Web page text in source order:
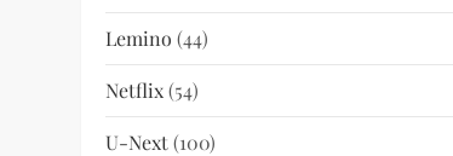
Lemino (44)
Netflix(54)
U-Next(100)